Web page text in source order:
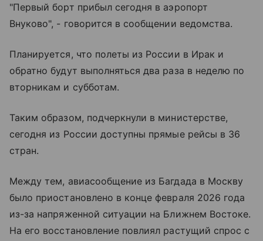
"Первый борт прибыл сегодня в аэропорт
Внуково", - говорится в сообщении ведомства.
Планируется, что полеты из России в Ирак и
обратно будут выполняться два раза в неделю по
вторникам и субботам.
Таким образом, подчеркнули в министерстве,
сегодня из России доступны прямые рейсы в 36
стран.
Между тем, авиасообщение из Багдада в Москву
было приостановлено в конце февраля 2026 года
из-за напряженной ситуации на Ближнем Востоке.
На его восстановление повлиял растущий спрос с